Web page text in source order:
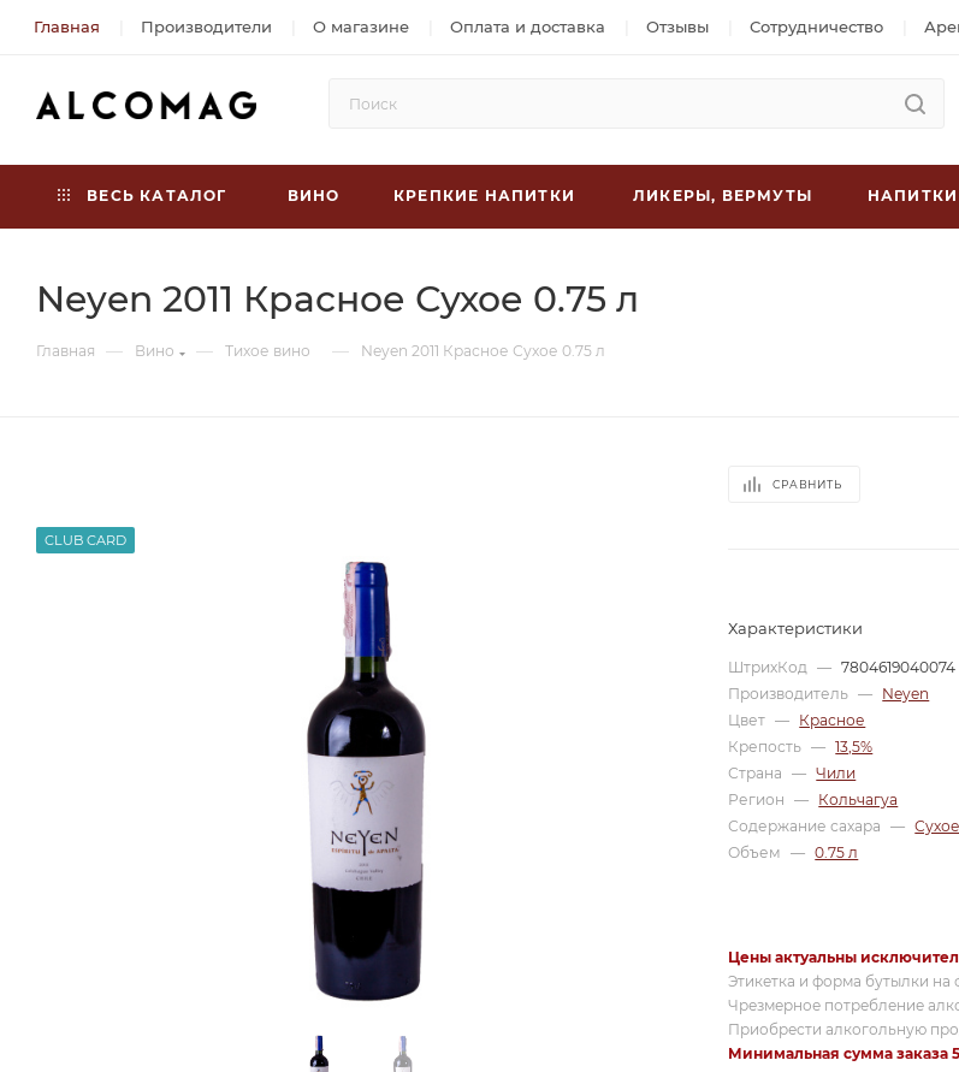
Главная Производители О магазине Оплата и доставка Отзывы Сотрудничество
ВЕСЬ КАТАЛОГ ВИНО КРЕПКИЕ НАПИТКИ ЛИКЕРЫ, ВЕРМУТЫ НАПИТКИ
Neyen 2011 Красное Сухое 0.75 л
Главная — Вино — Тихое вино — Neyen 2011 Красное Сухое 0.75 л
CLUB CARD
СРАВНИТЬ
Характеристики
ШтрихКод — 7804619040074
Производитель — Neyen
Цвет — Красное
Крепость — 13,5%
Страна
— Чили
Регион
— Кольчагуа
Содержание сахара
— Сухое
Объем
— 0.75 л
Цены актуальны
Этикетка и форма бутылки на
Чрезмерное потребление
Приобрести алкогольную
Минимальная сумма заказа